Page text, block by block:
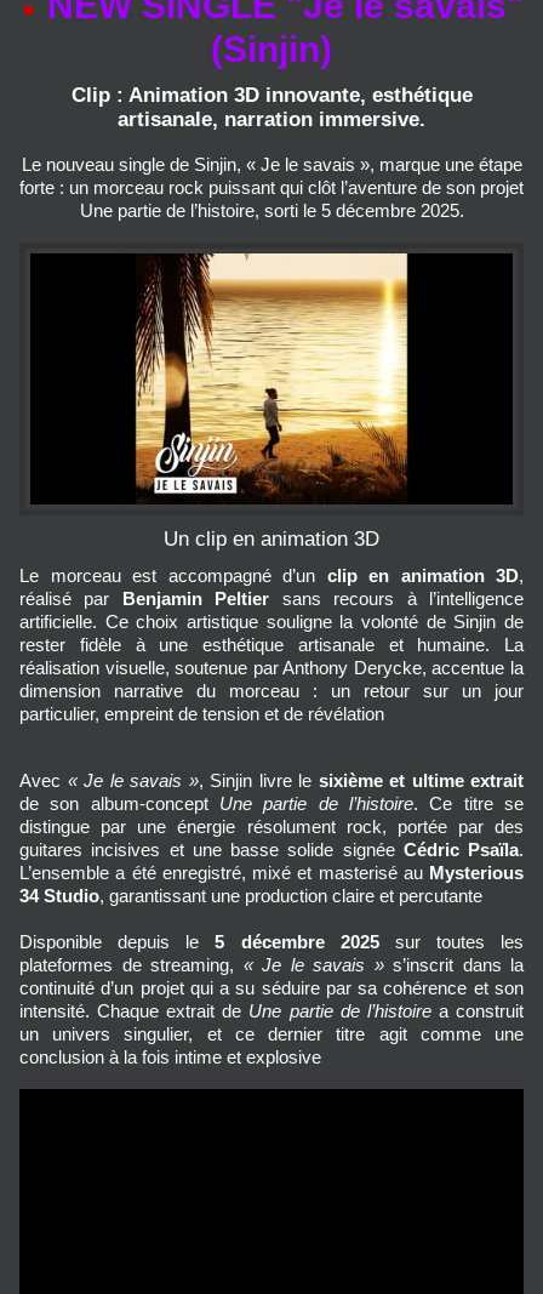
(Sinjin)
Clip : Animation 3D innovante, esthétique
artisanale, narration immersive.
Le nouveau single de Sinjin, « Je le savais », marque une étape
forte : un morceau rock puissant qui clôt l’aventure de son projet
Une partie de l’histoire, sorti le 5 décembre 2025.
Un clip en animation 3D
Le morceau est accompagné d’un clip en animation 3D,
réalisé par Benjamin Peltier sans recours à l’intelligence
artificielle. Ce choix artistique souligne la volonté de Sinjin de
rester fidèle à une esthétique artisanale et humaine. La
réalisation visuelle, soutenue par Anthony Derycke, accentue la
dimension narrative du morceau : un retour sur un jour
particulier, empreint de tension et de révélation
Avec « Je le savais », Sinjin livre le sixième et ultime extrait
de son album-concept Une partie de l’histoire. Ce titre se
distingue par une énergie résolument rock, portée par des
guitares incisives et une basse solide signée Cédric Psaïla.
L’ensemble a été enregistré, mixé et masterisé au Mysterious
34 Studio, garantissant une production claire et percutante
Disponible depuis le5 décembre 2025sur toutes les
plateformes de streaming, « Je le savais »s’inscrit dans la
continuité d’un projet qui a su séduire par sa cohérence et son
intensité. Chaque extrait de Une partie de l’histoirea construit
un univers singulier, et ce dernier titre agit comme une
conclusion à la fois intime et explosive